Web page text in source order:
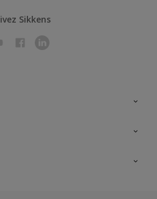
Sikkens